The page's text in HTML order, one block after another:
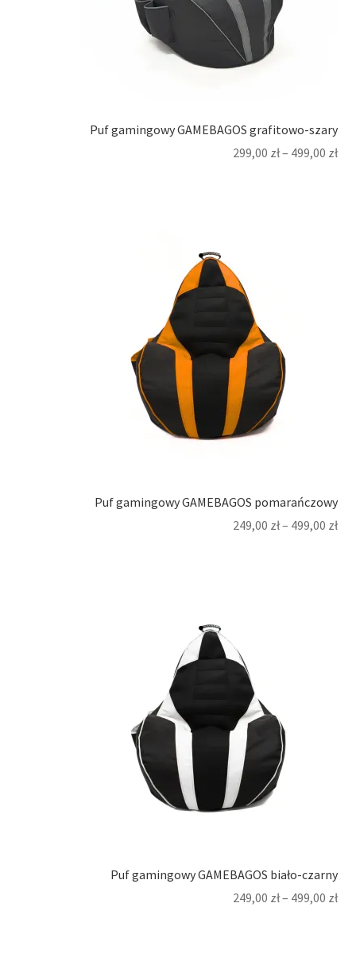
Puf gamingowy GAMEBAGOS grafitowo-szary
299,00 zł– 499,00 zł
Puf gamingowy GAMEBAGOS pomarańczowy
249,00 zł– 499,00 zł
Puf gamingowy GAMEBAGOS biało-czarny
249,00 zł– 499,00 zł